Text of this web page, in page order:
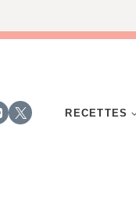
RECETTES